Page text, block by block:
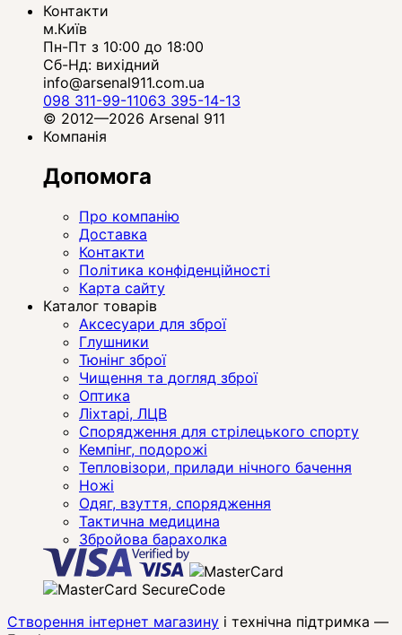
Контакти
м.Київ
Пн-Пт з 10:00 до 18:00
Сб-Нд: вихідний
info@arsenal911.com.ua
098 311-99-11063 395-14-13
© 2012—2026 Arsenal 911
Компанія
Допомога
Про компанію
Доставка
Контакти
Політика конфіденційності
Карта сайту
Каталог товарів
Аксесуари для зброї
Глушники
Тюнінг зброї
Чищення та догляд зброї
Оптика
Ліхтарі, ЛЦВ
Спорядження для стрілецького спорту
Кемпінг, подорожі
Тепловізори, прилади нічного бачення
Ножі
Одяг, взуття, спорядження
Тактична медицина
Збройова барахолка
Створення інтернет магазину і технічна підтримка —